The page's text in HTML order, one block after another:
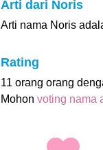
Arti dari Noris
Arti nama Noris
Rating
11 orang orang
Mohon voting nama